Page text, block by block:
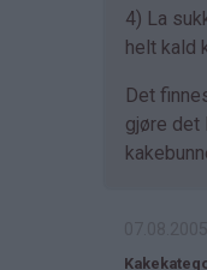
4) La
helt kald
Det
gjøre det